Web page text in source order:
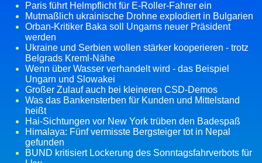
Paris führt Helmpflicht für E-Roller-Fahrer ein
Mutmaßlich ukrainische Drohne explodiert in Bulgarien
Orban-Kritiker Baka soll Ungarns neuer Präsident
werden
Ukraine und Serbien wollen stärker kooperieren - trotz
Belgrads Kreml-Nähe
Wenn über Wasser verhandelt wird - das Beispiel
Ungarn und Slowakei
Großer Zulauf auch bei kleineren CSD-Demos
Was das Bankensterben für Kunden und Mittelstand
heißt
Hai-Sichtungen vor New York trüben den Badespaß
Himalaya: Fünf vermisste Bergsteiger tot in Nepal
gefunden
BUND kritisiert Lockerung des Sonntagsfahrverbots für